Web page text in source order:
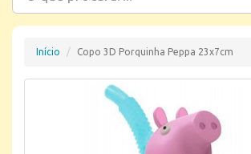
Início Copo 3D Porquinha Peppa 23x7cm